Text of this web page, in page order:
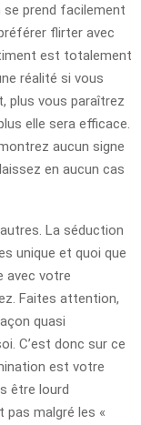
se prend facilement
flirter avec
est totalement
réalité si vous
plus vous paraîtrez
elle sera efficace.
aucun signe
en aucun cas
La séduction
unique et quoi que
avec votre
Faites attention,
quasi
C’est donc sur ce
est votre
être lourd
malgré les «